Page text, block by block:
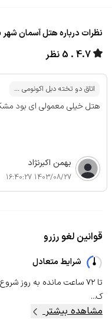
نظرات درباره هتل آسمان
4.7 5 نظر
اتاق دو تخته دبل اکونومی ...
هتل خیلی معمولی ای بود
بهمن اکبرنژاد
1403/08/27 16:40:27
قوانین لغو رزرو
شرایط متعادل
تا ۷۲ ساعت مانده به روز
ک...
مشاهده بیشتر